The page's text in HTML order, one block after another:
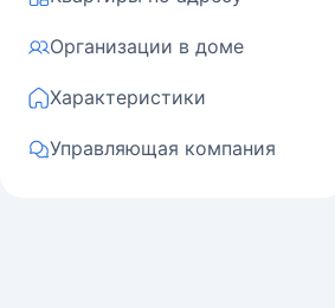
Организации в доме
Характеристики
Управляющая компания